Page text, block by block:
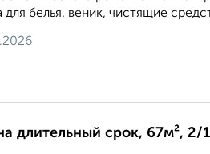
белья, веник, чистящие
длительный срок, 67м², 2/